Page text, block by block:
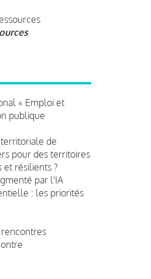
« Emploi et
publique
de
pour des territoires
et résilients ?
par l'IA
: les priorités